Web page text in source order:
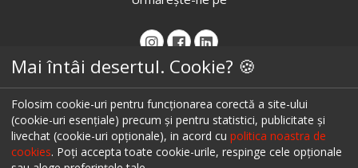
Mai întâi desertul. Cookie? 🍪
Folosim cookie-uri pentru funcționarea corectă a site-ului
(cookie-uri esențiale) precum și pentru statistici, publicitate și
livechat (cookie-uri opționale), in acord cu politica noastra de
cookies. Poți accepta toate cookie-urile, respinge cele opționale